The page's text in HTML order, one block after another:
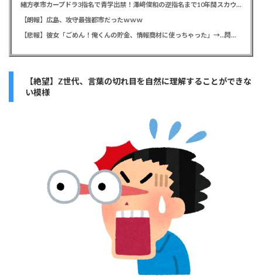
緒方孝市カープドラ3指名で青学出禁！澤﨑俊和の逆指名まで10年間スカウト出禁
【朗報】広島、攻守最強都市だったｗｗｗ
【悲報】彼女「ごめん！俺くんの貯金、情報商材に使っちゃった」→…問い詰めたらギャン泣きされたんだが俺が悪いのか？
【絶望】Z世代、言葉の切れ目を自然に理解することができな
い模様